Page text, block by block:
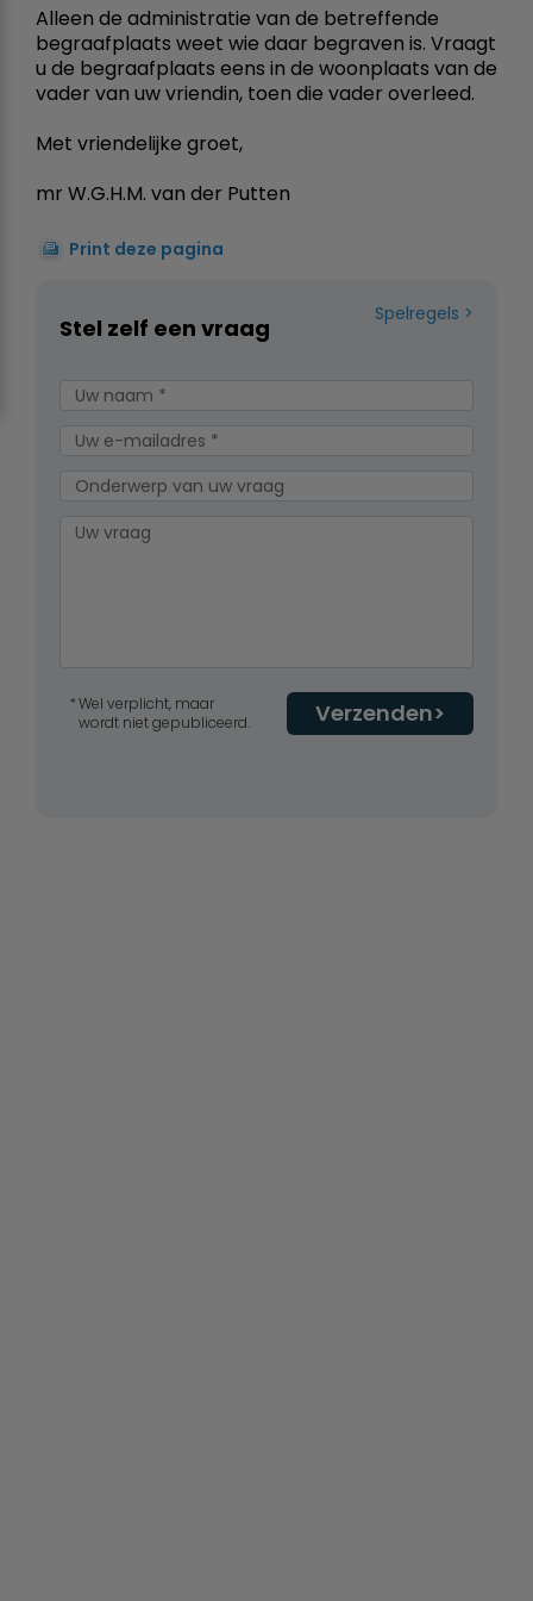
Alleen de administratie van de betreffende
begraafplaats weet wie daar begraven is. Vraagt
u de begraafplaats eens in de woonplaats van de
vader van uw vriendin, toen die vader overleed.
Met vriendelijke groet,
mr W.G.H.M. van der Putten
Print deze pagina
Spelregels
Stel zelf een vraag
Verzenden
Wel verplicht, maar
wordt niet gepubliceerd.